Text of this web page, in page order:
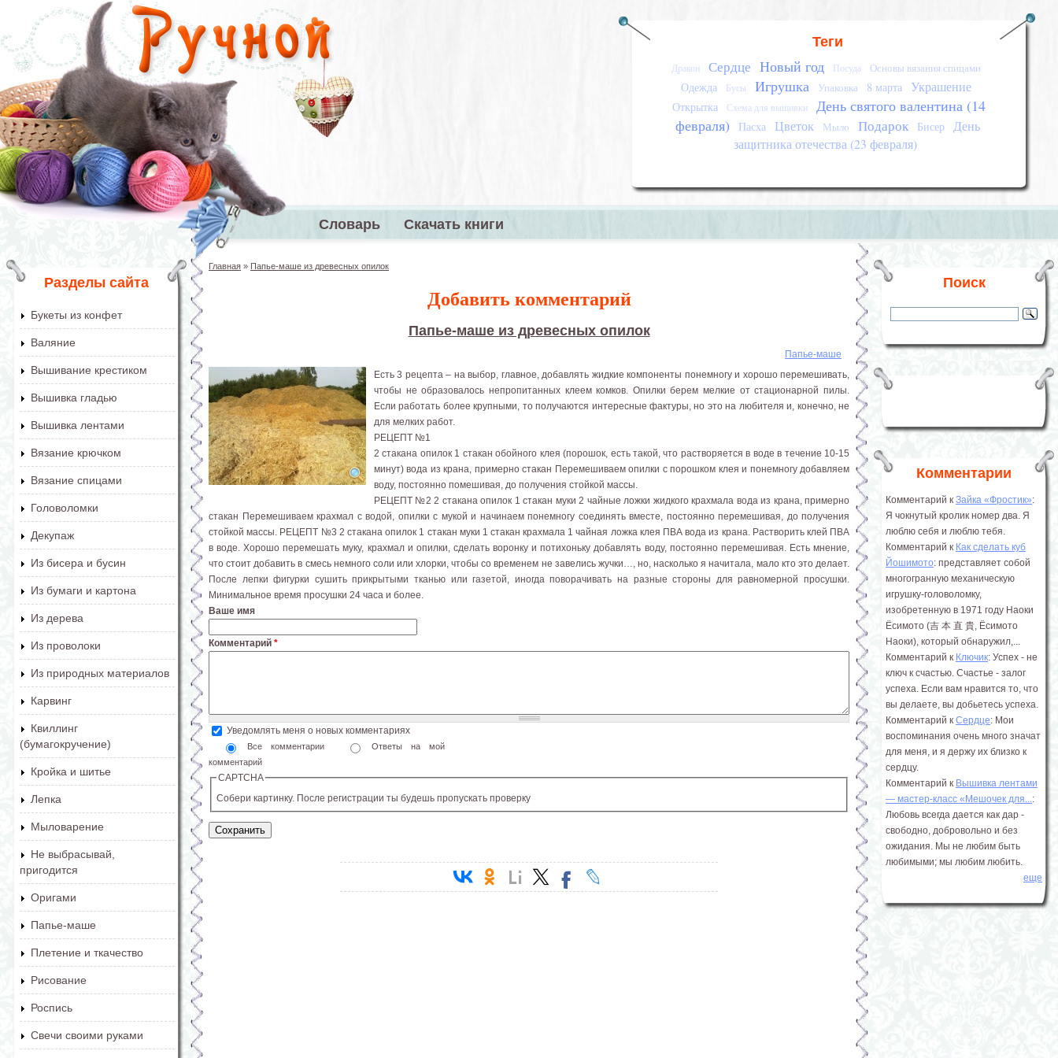
Перейти к основному содержанию
Теги
Дракон Сердце Новый год Посуда Основы вязания спицами
Одежда Бусы Игрушка Упаковка 8 марта Украшение
Открытка Схема для вышивки
День святого валентина (14
февраля)
Пасха Цветок Мыло Подарок Бисер День
защитника отечества (23 февраля)
Главное меню
Словарь Скачать книги
Разделы сайта
Букеты из конфет
Валяние
Вышивание крестиком
Вышивка гладью
Вышивка лентами
Вязание крючком
Вязание спицами
Головоломки
Декупаж
Из бисера и бусин
Из бумаги и картона
Из дерева
Из проволоки
Из природных материалов
Карвинг
Квиллинг
(бумагокручение)
Кройка и шитье
Лепка
Мыловарение
Не выбрасывай,
пригодится
Оригами
Папье-маше
Плетение и ткачество
Рисование
Роспись
Свечи своими руками
Главная » Папье-маше из древесных опилок
Добавить комментарий
Папье-маше из древесных опилок
Папье-маше
Есть 3 рецепта – на выбор, главное, добавлять жидкие компоненты понемногу и хорошо перемешивать,
чтобы не образовалось непропитанных клеем комков. Опилки берем мелкие от стационарной пилы.
Если работать более крупными, то получаются интересные фактуры, но это на любителя и, конечно, не
для мелких работ.
РЕЦЕПТ №1
2 стакана опилок 1 стакан обойного клея (порошок, есть такой, что растворяется в воде в течение 10-15
минут) вода из крана, примерно стакан Перемешиваем опилки с порошком клея и понемногу добавляем
воду, постоянно помешивая, до получения стойкой массы.
РЕЦЕПТ №2 2 стакана опилок 1 стакан муки 2 чайные ложки жидкого крахмала вода из крана, примерно
стакан Перемешиваем крахмал с водой, опилки с мукой и начинаем понемногу соединять вместе, постоянно перемешивая, до получения
стойкой массы. РЕЦЕПТ №3 2 стакана опилок 1 стакан муки 1 стакан крахмала 1 чайная ложка клея ПВА вода из крана. Растворить клей ПВА
в воде. Хорошо перемешать муку, крахмал и опилки, сделать воронку и потихоньку добавлять воду, постоянно перемешивая. Есть мнение,
что стоит добавить в смесь немного соли или хлорки, чтобы со временем не завелись жучки…, но, насколько я начитала, мало кто это делает.
После лепки фигурки сушить прикрытыми тканью или газетой, иногда поворачивать на разные стороны для равномерной просушки.
Минимальное время просушки 24 часа и более.
Ваше имя
Комментарий *
Уведомлять меня о новых комментариях
Все комментарии
Ответы на мой
комментарий
CAPTCHA
Собери картинку. После регистрации ты будешь пропускать проверку
Поиск
Комментарии
Комментарий к Зайка «Фростик»:
Я чокнутый кролик номер два. Я
люблю себя и люблю тебя.
Комментарий к Как сделать куб
Йошимото: представляет собой
многогранную механическую
игрушку-головоломку,
изобретенную в 1971 году Наоки
Ёсимото (吉 本 直 貴, Ёсимото
Наоки), который обнаружил,...
Комментарий к Ключик: Успех - не
ключ к счастью. Счастье - залог
успеха. Если вам нравится то, что
вы делаете, вы добьетесь успеха.
Комментарий к Сердце: Мои
воспоминания очень много значат
для меня, и я держу их близко к
сердцу.
Комментарий к Вышивка лентами
― мастер-класс «Мешочек для...:
Любовь всегда дается как дар -
свободно, добровольно и без
ожидания. Мы не любим быть
любимыми; мы любим любить.
еще